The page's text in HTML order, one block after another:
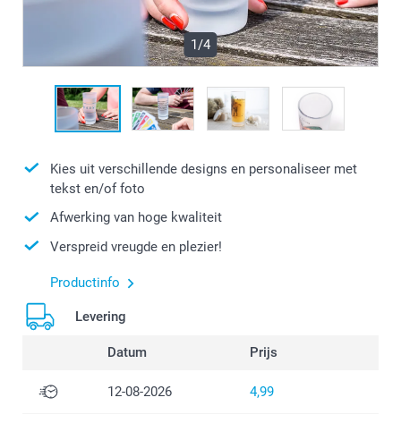
1/4
Kies uit verschillende designs en personaliseer met
tekst en/of foto
Afwerking van hoge kwaliteit
Verspreid vreugde en plezier!
Productinfo
Levering
Datum Prijs
12-08-2026 4,99